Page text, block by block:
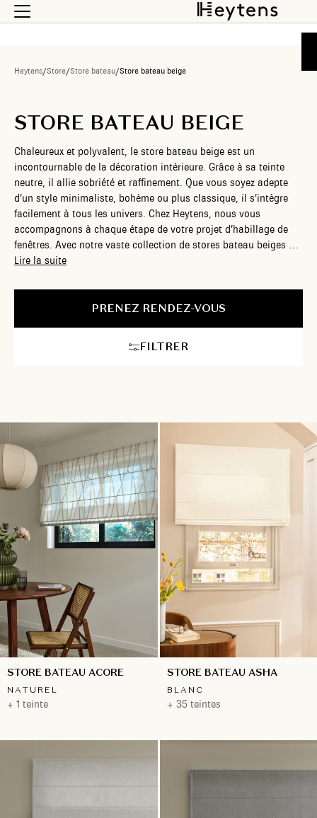
Heytens/Store/Store bateau/Store bateau beige
STORE BATEAU BEIGE
Chaleureux et polyvalent, le store bateau beige est un
incontournable de la décoration intérieure. Grâce à sa teinte
neutre, il allie sobriété et raffinement. Que vous soyez adepte
d’un style minimaliste, bohème ou plus classique, il s’intègre
facilement à tous les univers. Chez Heytens, nous vous
accompagnons à chaque étape de votre projet d’habillage de
fenêtres. Avec notre vaste collection de stores bateau beiges sur
mesure, nous sublimons votre intérieur avec précision et
Lire la suite
PRENEZ RENDEZ-VOUS
FILTRER
STORE BATEAU ACORE
NATUREL
+ 1 teinte
STORE BATEAU ASHA
BLANC
+ 35 teintes